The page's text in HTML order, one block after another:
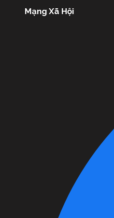
Mạng Xã Hội